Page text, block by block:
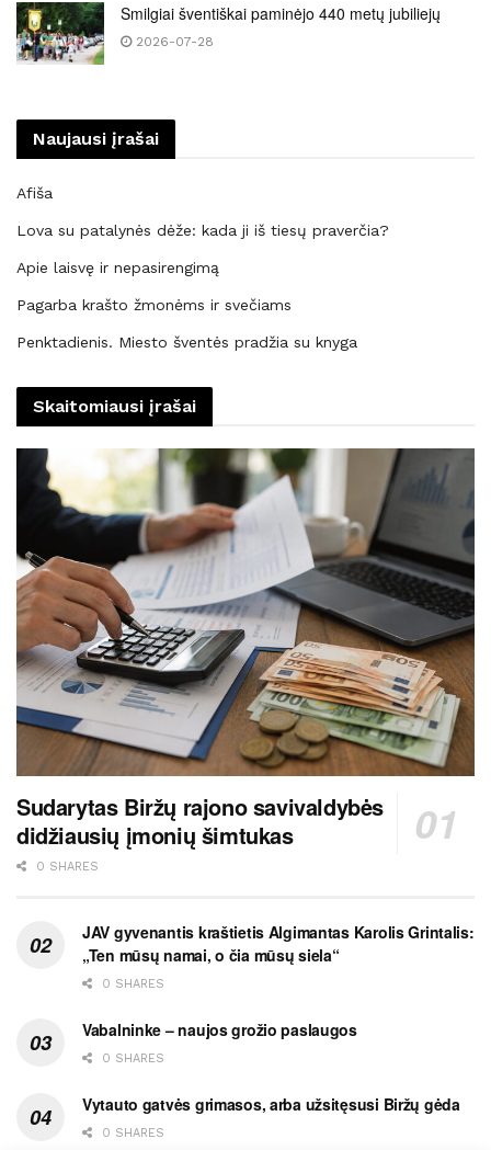
Smilgiai šventiškai paminėjo 440 metų jubiliejų
2026-07-28
Naujausi įrašai
Afiša
Lova su patalynės dėže: kada ji iš tiesų praverčia?
Apie laisvę ir nepasirengimą
Pagarba krašto žmonėms ir svečiams
Penktadienis. Miesto šventės pradžia su knyga
Skaitomiausi įrašai
Sudarytas Biržų rajono savivaldybės
didžiausių įmonių šimtukas
0 SHARES
JAV gyvenantis kraštietis Algimantas Karolis Grintalis:
„Ten mūsų namai, o čia mūsų siela“
0 SHARES
Vabalninke – naujos grožio paslaugos
0 SHARES
Vytauto gatvės grimasos, arba užsitęsusi Biržų gėda
0 SHARES